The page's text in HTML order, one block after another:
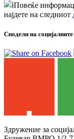
Повеќе
најдете на следниот
Сподели на
Здружение за